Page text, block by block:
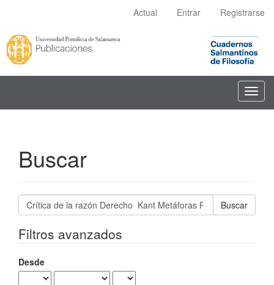
principal
Barra
lateral
Actual Entrar Registrarse
Buscar
Buscar
artículos
Filtros avanzados
Desde